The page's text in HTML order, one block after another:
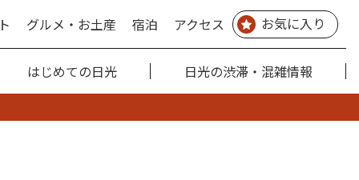
グルメ・お土産 宿泊 アクセス お気に入り
はじめての日光 日光の渋滞・混雑情報